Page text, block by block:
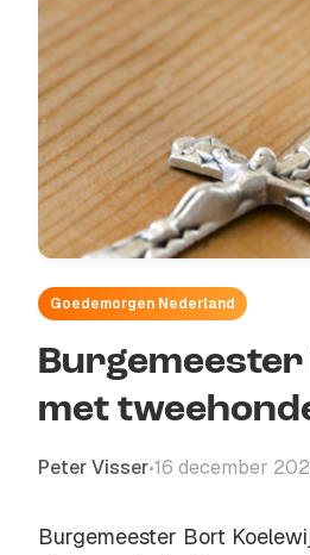
Goedemorgen Nederland
met
Peter Visser•16 december
Burgemeester Bort